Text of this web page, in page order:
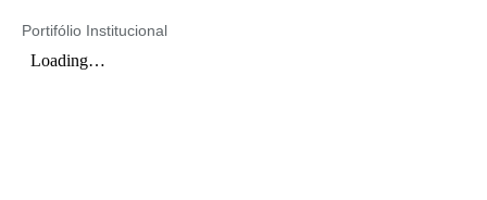
Portifólio Institucional